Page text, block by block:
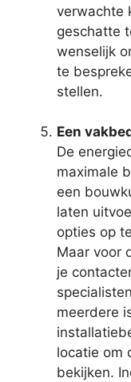
verwachte
geschatte
wenselijk
te
stellen.
Een
De
maximale
een
laten
opties op
Maar voor
je
meerdere
locatie om
bekijken.